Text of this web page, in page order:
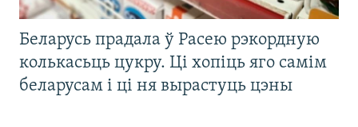
Беларусь прадала ў Расею рэкордную
колькасьць цукру. Ці хопіць яго самім
беларусам і ці ня вырастуць цэны